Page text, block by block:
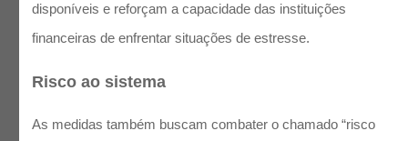
disponíveis e reforçam a capacidade das instituições
financeiras de enfrentar situações de estresse.
Risco ao sistema
As medidas também buscam combater o chamado “risco